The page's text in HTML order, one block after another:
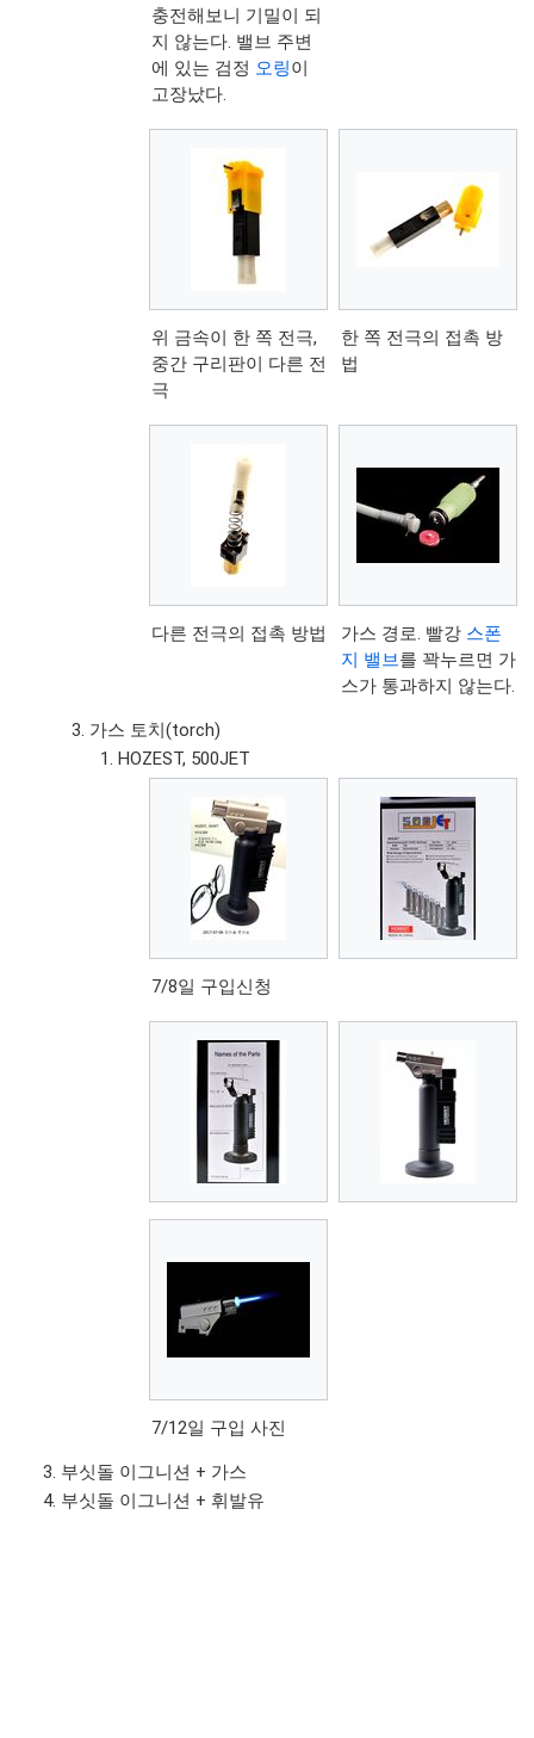
충전해보니 기밀이 되
지 않는다. 밸브 주변
에 있는 검정 오링이
고장났다.
위 금속이 한 쪽 전극,
중간 구리판이 다른 전
극
한 쪽 전극의 접촉 방
법
다른 전극의 접촉 방법 가스 경로. 빨강 스폰
지 밸브를 꽉누르면 가
스가 통과하지 않는다.
가스 토치(torch)
HOZEST, 500JET
7/8일 구입신청
7/12일 구입 사진
부싯돌 이그니션 + 가스
부싯돌 이그니션 + 휘발유